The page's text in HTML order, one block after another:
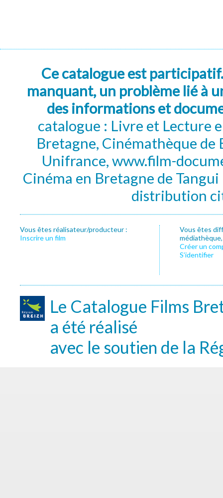
Ce catalogue est
manquant, un problème lié à
des informations et
catalogue : Livre et Lecture
Bretagne, Cinémathèque de
Unifrance, www.film-
Cinéma en Bretagne de
distribution
Vous êtes réalisateur/producteur :
Inscrire un film
Vous êtes
Créer un
S’identifier
Le Catalogue Films
a été réalisé
avec le soutien de la